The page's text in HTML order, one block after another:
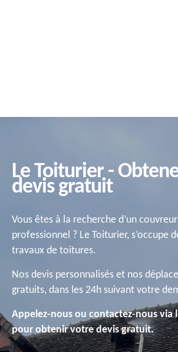
Le Toiturier -
devis gratuit
Vous êtes à la recherche d’un
professionnel ? Le Toiturier, s’occupe
travaux de toitures.
Nos devis personnalisés et nos
gratuits, dans les 24h suivant votre
Appelez-nous ou contactez-nous via
pour obtenir votre devis gratuit.